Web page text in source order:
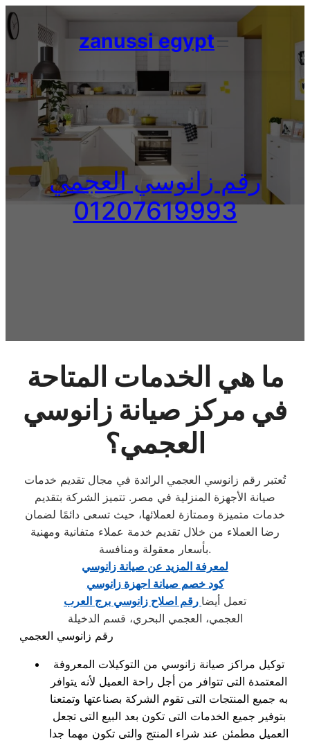
Skip
to
content
zanussi egypt
رقم زانوسي العجمي
01207619993
ما هي الخدمات المتاحة
في مركز صيانة زانوسي
العجمي؟
تُعتبر رقم زانوسي العجمي الرائدة في مجال تقديم خدمات
صيانة الأجهزة المنزلية في مصر. تتميز الشركة بتقديم
خدمات متميزة وممتازة لعملائها، حيث تسعى دائمًا لضمان
رضا العملاء من خلال تقديم خدمة عملاء متفانية ومهنية
بأسعار معقولة ومنافسة.
لمعرفة المزيد عن صيانة زانوسي
كود خصم صيانة اجهزة زانوسي
تعمل أيضا رقم اصلاح زانوسي برج العرب
العجمي، العجمي البحري، قسم الدخيلة
رقم زانوسي العجمي
توكيل مراكز صيانة زانوسي من التوكيلات المعروفة
المعتمدة التى تتوافر من أجل راحة العميل لأنه يتوافر
به جميع المنتجات التى تقوم الشركة بصناعتها وتمتعنا
بتوفير جميع الخدمات التى تكون بعد البيع التى تجعل
العميل مطمئن عند شراء المنتج والتى تكون مهما جدا